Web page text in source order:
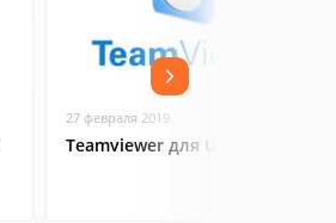
27 февраля 2019
Teamviewer для Ubuntu